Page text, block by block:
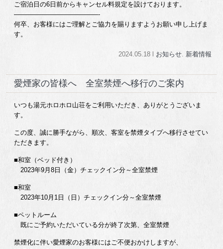
ご宿泊日の6日前からキャンセル料規定を設けております。
—————————————-
何卒、お客様にはご理解とご協力を賜りますようお願い申し上げま
す。
2024.05.18 l お知らせ. 新着情報
愛煙家の皆様へ 全室禁煙へ移行のご案内
いつも湯元ホロホロ山荘をご利用いただき、ありがとうございま
す。
この度、誠に勝手ながら、順次、客室を禁煙タイプへ移行させてい
ただきます。
■和室（ベッド付き）
2023年9月8日（金）チェックイン分～全室禁煙
■和室
2023年10月1日（日）チェックイン分～全室禁煙
■ペットルーム
既にご予約いただいている分が終了次第、全室禁煙
禁煙化に伴い愛煙家のお客様にはご不便おかけしますが、